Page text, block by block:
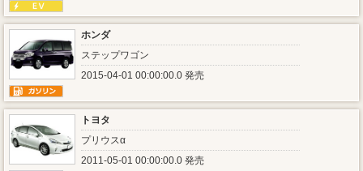
ホンダ
ステップワゴン
2015-04-01 00:00:00.0 発売
トヨタ
プリウスα
2011-05-01 00:00:00.0 発売